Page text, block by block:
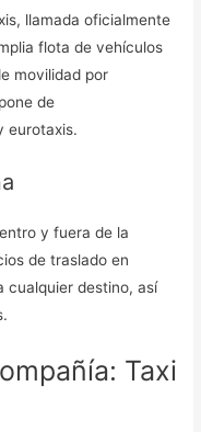
llamada oficialmente
flota de vehículos
movilidad por
de
eurotaxis.
y fuera de la
de traslado en
cualquier destino, así
Taxi